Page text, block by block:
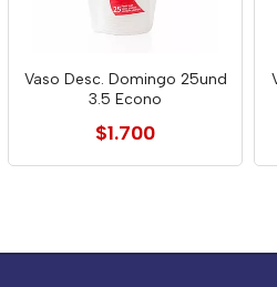
Vaso Desc. Domingo 25und
3.5 Econo
$1.700